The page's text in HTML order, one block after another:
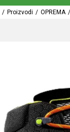
Proizvodi OPREMA